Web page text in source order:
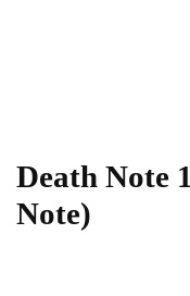
Death Note
Note)